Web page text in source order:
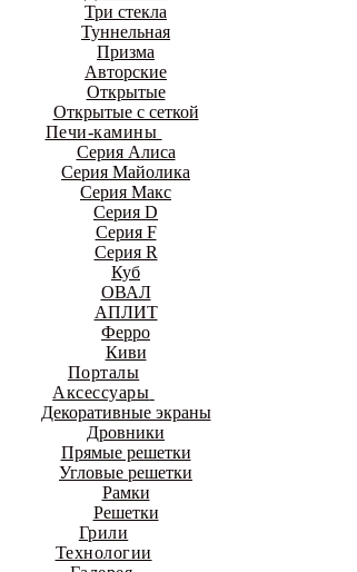
Три стекла
Туннельная
Призма
Авторские
Открытые
Открытые с сеткой
Печи-камины
Серия Алиса
Серия Майолика
Серия Макс
Серия D
Серия F
Серия R
Куб
ОВАЛ
АПЛИТ
Ферро
Киви
Порталы
Аксессуары
Декоративные экраны
Дровники
Прямые решетки
Угловые решетки
Рамки
Решетки
Грили
Технологии